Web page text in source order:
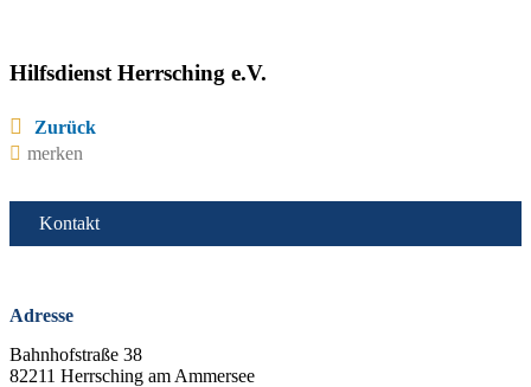
Hilfsdienst Herrsching e.V.
Zurück
merken
Kontakt
Adresse
Bahnhofstraße 38
82211 Herrsching am Ammersee